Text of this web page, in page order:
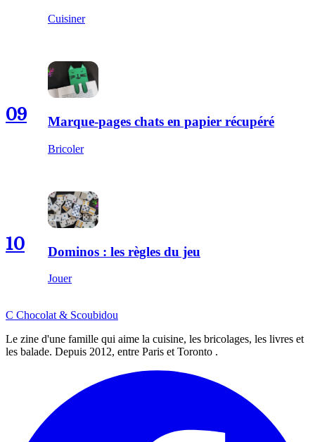
Cuisiner
09 Marque-pages chats en papier récupéré
Bricoler
10 Dominos : les règles du jeu
Jouer
C Chocolat & Scoubidou
Le zine d'une famille qui aime la cuisine, les bricolages, les livres et
les balade. Depuis 2012, entre Paris et Toronto .